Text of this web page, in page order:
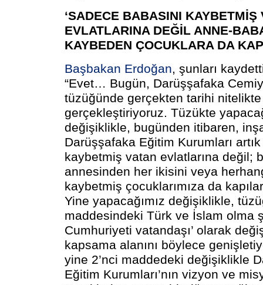
‘SADECE BABASINI KAYBETMİŞ
EVLATLARINA DEĞİL ANNE-
KAYBEDEN ÇOCUKLARA DA
Başbakan Erdoğan, şunları
“Evet… Bugün, Darüşşafaka
tüzüğünde gerçekten tarihi
gerçekleştiriyoruz. Tüzükte
değişiklikle, bugünden itibaren,
Darüşşafaka Eğitim Kurumları
kaybetmiş vatan evlatlarına değil;
annesinden her ikisini veya
kaybetmiş çocuklarımıza da
Yine yapacağımız değişiklikle,
maddesindeki Türk ve İslam olma
Cumhuriyeti vatandaşı’ olarak
kapsama alanını böylece
yine 2’nci maddedeki değişiklikle
Eğitim Kurumları’nın vizyon ve